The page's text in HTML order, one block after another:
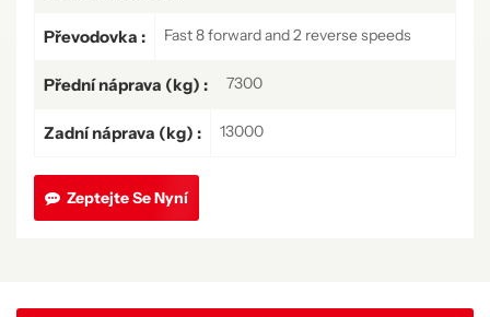
Převodovka : Fast 8 forward and 2 reverse speeds
Přední náprava (kg) : 7300
Zadní náprava (kg) : 13000
Zeptejte Se Nyní